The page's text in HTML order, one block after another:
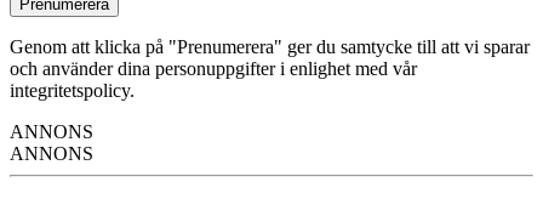
Prenumerera
Genom att klicka på "Prenumerera" ger du samtycke till att vi sparar
och använder dina personuppgifter i enlighet med vår
integritetspolicy.
ANNONS
ANNONS